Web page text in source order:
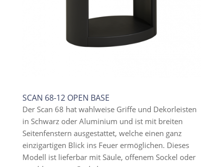
SCAN 68-12 OPEN BASE
Der Scan 68 hat wahlweise Griffe und Dekorleisten
in Schwarz oder Aluminium und ist mit breiten
Seitenfenstern ausgestattet, welche einen ganz
einzigartigen Blick ins Feuer ermöglichen. Dieses
Modell ist lieferbar mit Säule, offenem Sockel oder